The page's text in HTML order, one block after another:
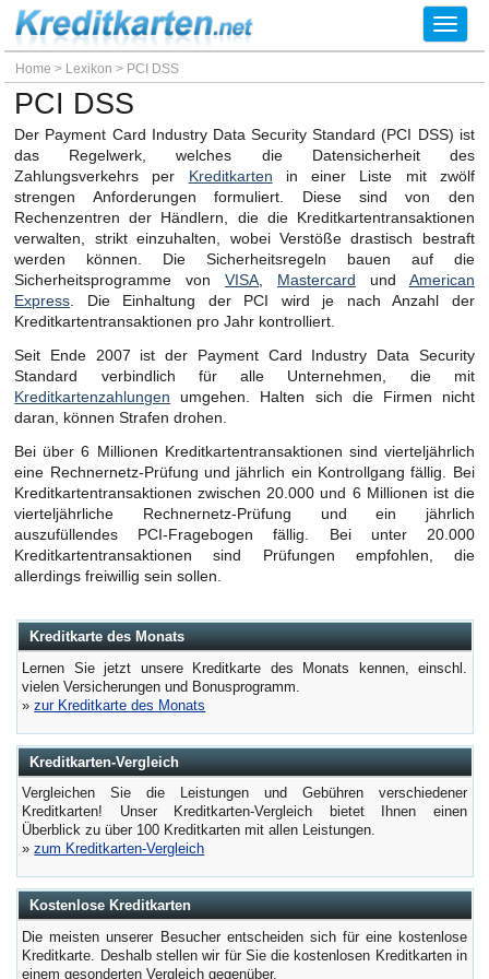
Home > Lexikon > PCI DSS
PCI DSS
Der Payment Card Industry Data Security Standard (PCI DSS) ist
das Regelwerk, welches die Datensicherheit des
Zahlungsverkehrs per
Kreditkarten in einer Liste mit zwölf
strengen Anforderungen formuliert. Diese sind von den
Rechenzentren der Händlern, die die Kreditkartentransaktionen
verwalten, strikt einzuhalten, wobei Verstöße drastisch bestraft
werden können. Die Sicherheitsregeln bauen auf die
Sicherheitsprogramme vonVISA, Mastercard und American
Express. Die Einhaltung der PCI wird je nach Anzahl der
Kreditkartentransaktionen pro Jahr kontrolliert.
Seit Ende 2007 ist der Payment Card Industry Data Security
Standard verbindlich für alle Unternehmen, die mit
Kreditkartenzahlungen umgehen. Halten sich die Firmen nicht
daran, können Strafen drohen.
Bei über 6 Millionen Kreditkartentransaktionen sind vierteljährlich
eine Rechnernetz-Prüfung und jährlich ein Kontrollgang fällig. Bei
Kreditkartentransaktionen zwischen 20.000 und 6 Millionen ist die
vierteljährliche Rechnernetz-Prüfung und ein jährlich
auszufüllendes PCI-Fragebogen fällig. Bei unter 20.000
Kreditkartentransaktionen sind Prüfungen empfohlen, die
allerdings freiwillig sein sollen.
Kreditkarte des Monats
Lernen Sie jetzt unsere Kreditkarte des Monats kennen, einschl.
vielen Versicherungen und Bonusprogramm.
»zur Kreditkarte des Monats
Kreditkarten-Vergleich
Vergleichen Sie die Leistungen und Gebühren verschiedener
Kreditkarten! Unser Kreditkarten-Vergleich bietet Ihnen einen
Überblick zu über 100 Kreditkarten mit allen Leistungen.
»zum Kreditkarten-Vergleich
Kostenlose Kreditkarten
Die meisten unserer Besucher entscheiden sich für eine kostenlose
Kreditkarte. Deshalb stellen wir für Sie die kostenlosen Kreditkarten in
einem gesonderten Vergleich gegenüber.